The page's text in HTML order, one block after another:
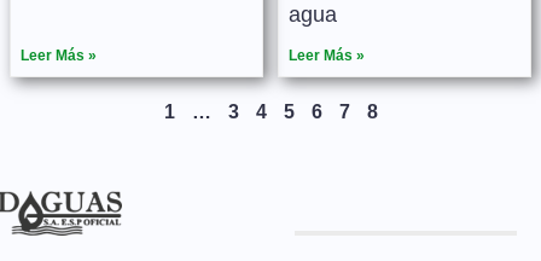
Leer Más »
agua
Leer Más »
1 … 3 4 5 6 7 8